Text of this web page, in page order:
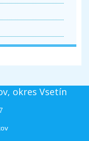
okres Vsetín